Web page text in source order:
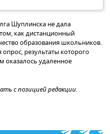
Шуплинска не дала
как дистанционный
образования школьников.
результаты которого
оказалось удаленное
с позицией редакции.